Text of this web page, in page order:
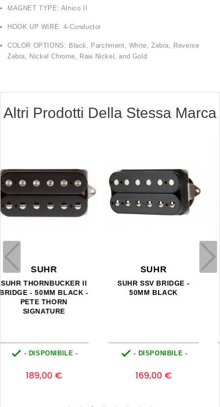
MAGNET TYPE: Alnico II
HOOK UP WIRE: 4-Conductor
COLOR OPTIONS: Black, Parchment, White, Zebra, Reverse
Zebra, Nickel Chrome, Raw Nickel, and Gold
Altri Prodotti Della Stessa Marca
SUHR
SUHR DISCOVERY
ANALOG DELAY
- DISPONIBILE -
base
690,00 €
SUHR
SUHR LEATHER STRAP -
BROWN
- DISPONIBILE -
95,00 €